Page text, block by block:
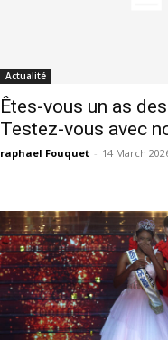
Actualité
Êtes-vous un as
Testez-vous avec
raphael Fouquet - 14 March